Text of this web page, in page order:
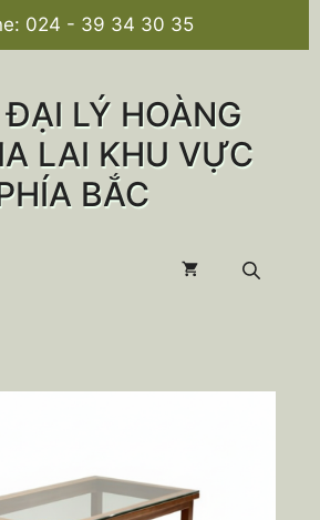
024 - 39 34 30 35
LÝ HOÀNG
LAI KHU VỰC
BẮC